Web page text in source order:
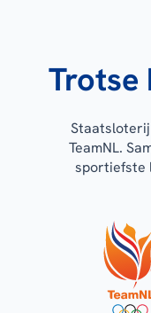
Trotse
TeamNL.
sportiefste